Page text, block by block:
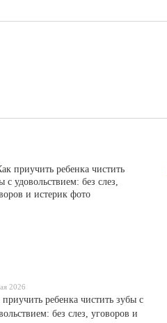
2026
приучить ребенка чистить зубы с
без слез, уговоров и